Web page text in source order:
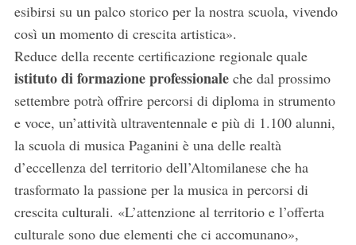
esibirsi su un palco storico per la nostra scuola, vivendo
così un momento di crescita artistica».
Reduce della recente certificazione regionale quale
istituto di formazione professionaleche dal prossimo
settembre potrà offrire percorsi di diploma in strumento
e voce, un’attività ultraventennale e più di 1.100 alunni,
la scuola di musica Paganini è una delle realtà
d’eccellenza del territorio dell’Altomilanese che ha
trasformato la passione per la musica in percorsi di
crescita culturali. «L’attenzione al territorio e l’offerta
culturale sono due elementi che ci accomunano»,